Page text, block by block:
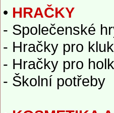
• HRAČKY
- Společenské
- Hračky pro
- Hračky pro
- Školní potřeby